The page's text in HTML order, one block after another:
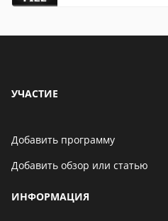
УЧАСТИЕ
Добавить программу
Добавить обзор или статью
ИНФОРМАЦИЯ